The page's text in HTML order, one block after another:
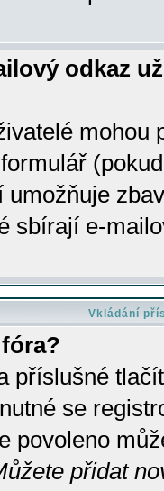
odkaz
mohou
umožňuje
sbírají e-
Vkládání
příslušné
se
povoleno
přidat